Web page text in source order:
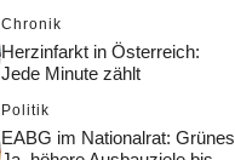
Chronik
Herzinfarkt in Österreich:
Jede Minute zählt
Politik
EABG im Nationalrat: Grünes